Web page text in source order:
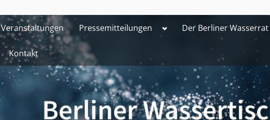
Veranstaltungen Pressemitteilungen ToggleDer Berliner Wasserrat
Kontakt